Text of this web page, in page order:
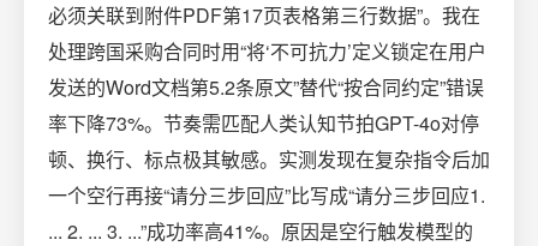
必须关联到附件PDF第17页表格第三行数据”。我在
处理跨国采购合同时用“将‘不可抗力’定义锁定在用户
发送的Word文档第5.2条原文”替代“按合同约定”错误
率下降73%。节奏需匹配人类认知节拍GPT-4o对停
顿、换行、标点极其敏感。实测发现在复杂指令后加
一个空行再接“请分三步回应”比写成“请分三步回应1.
... 2. ... 3. ...”成功率高41%。原因是空行触发模型的